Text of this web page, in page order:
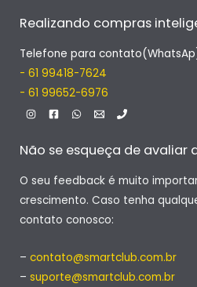
Realizando compras
Telefone para
- 61 99418-7624
- 61 99652-6976
Não se esqueça de avaliar
O seu feedback é muito
crescimento. Caso tenha
contato conosco:
– contato@smartclub.com.br
– suporte@smartclub.com.br